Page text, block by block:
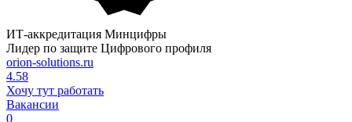
ИТ-аккредитация Минцифры
Лидер по защите Цифрового профиля
orion-solutions.ru
4.58
Хочу тут работать
Вакансии
0